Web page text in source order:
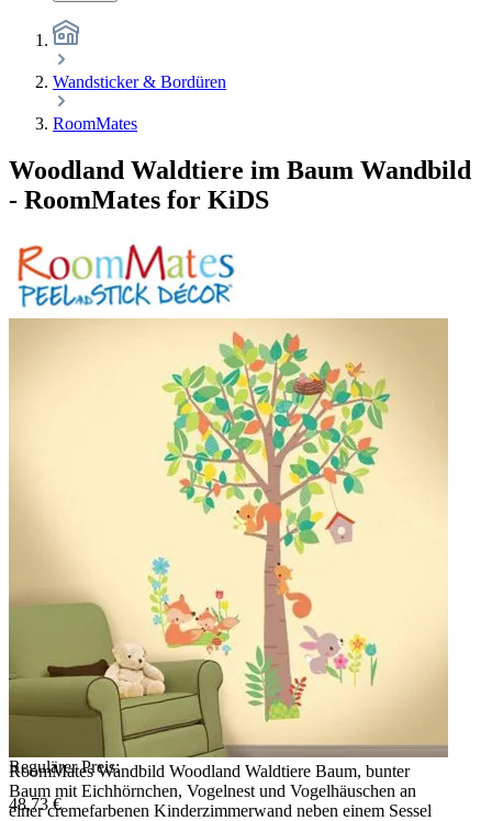
Wandsticker & Bordüren
RoomMates
Woodland Waldtiere im Baum Wandbild
- RoomMates for KiDS
RoomMates Wandbild Woodland Waldtiere Baum, bunter
Baum mit Eichhörnchen, Vogelnest und Vogelhäuschen an
einer cremefarbenen Kinderzimmerwand neben einem Sessel
Regulärer Preis:
48,73 €